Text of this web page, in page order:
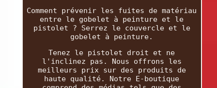
Comment prévenir les fuites de matériau
entre le gobelet à peinture et le
pistolet ? Serrez le couvercle et le
gobelet à peinture.
Tenez le pistolet droit et ne
l'inclinez pas. Nous offrons les
meilleurs prix sur des produits de
haute qualité. Notre E-boutique